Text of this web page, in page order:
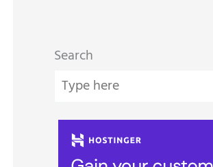
Search